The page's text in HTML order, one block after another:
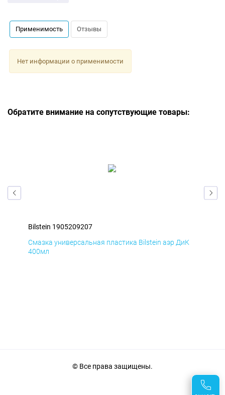
Применимость Отзывы
Нет информации о применимости
Обратите внимание на сопутствующие товары:
Bilstein 1905209207
Смазка универсальная пластика Bilstein аэр ДиК
400мл
© Все права защищены.